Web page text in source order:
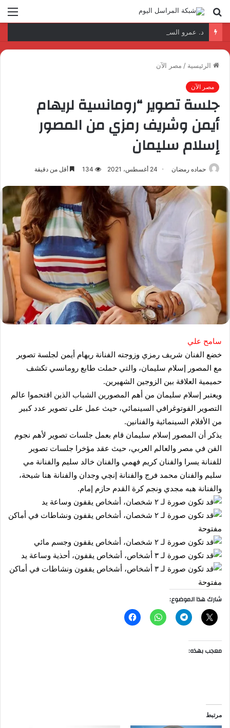
بحث
عن
الرئيسية / مصر الآن
مصر الآن
جلسة تصوير “رومانسية لريهام
أيمن وشريف رمزي من المصور
إسلام سليمان
حماده رمضان 24 أغسطس، 2021 134 أقل من دقيقة
سامح علي
خضع الفنان شريف رمزي وزوجته الفنانة ريهام أيمن لجلسة تصوير
مع المصور إسلام سليمان، والتي حملت طابع رومانسي تكشف
حميمية العلاقة بين الزوجين الشهيرين.
ويعتبر إسلام سليمان من أهم المصورين الشباب الذين اقتحموا عالم
التصوير الفوتوغرافي السينمائي، حيث عمل على تصوير عدد كبير
من الأفلام السينمائية والفنانين.
يذكر أن المصور إسلام سليمان قام بعمل جلسات تصوير لأهم نجوم
الفن في مصر والعالم العربي، حيث عقد مؤخرا جلسات تصوير
للفنانة يسرا والفنان كريم فهمي والفنان خالد سليم والفنانة مي
سليم والفنان محمد فرج والفنانة إنچي وجدان والفنانة هنا شيحة،
والفنانة هبه مجدي ونجم كرة القدم حازم إمام.
شارك هذا الموضوع:
معجب بهذه:
مرتبط